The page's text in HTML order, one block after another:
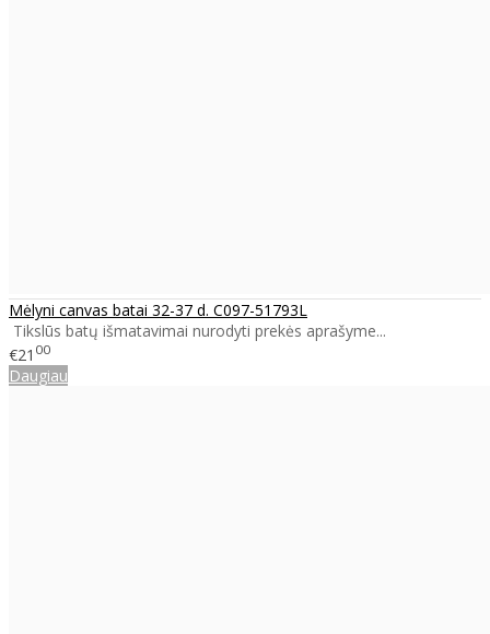
Mėlyni canvas batai 32-37 d. C097-51793L
Tikslūs batų išmatavimai nurodyti prekės aprašyme...
€21 00
Daugiau